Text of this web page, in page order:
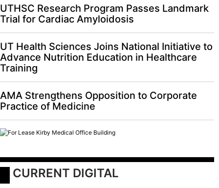
UTHSC Research Program Passes Landmark
Trial for Cardiac Amyloidosis
UT Health Sciences Joins National Initiative to
Advance Nutrition Education in Healthcare
Training
AMA Strengthens Opposition to Corporate
Practice of Medicine
CURRENT DIGITAL